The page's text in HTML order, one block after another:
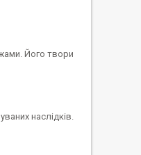
Його твори
наслідків.